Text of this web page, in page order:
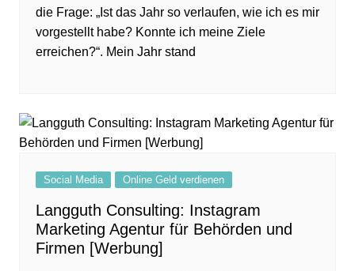
die Frage: „Ist das Jahr so verlaufen, wie ich es mir
vorgestellt habe? Konnte ich meine Ziele
erreichen?“. Mein Jahr stand
Social Media Online Geld verdienen
Langguth Consulting: Instagram
Marketing Agentur für Behörden und
Firmen [Werbung]